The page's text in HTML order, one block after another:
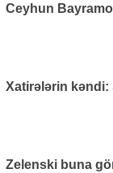
Ceyhun
Xatirələrin kəndi:
Zelenski buna